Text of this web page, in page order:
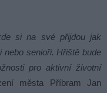
si na své přijdou jak
senioři. Hřiště bude
pro aktivní životní
města Příbram Jan